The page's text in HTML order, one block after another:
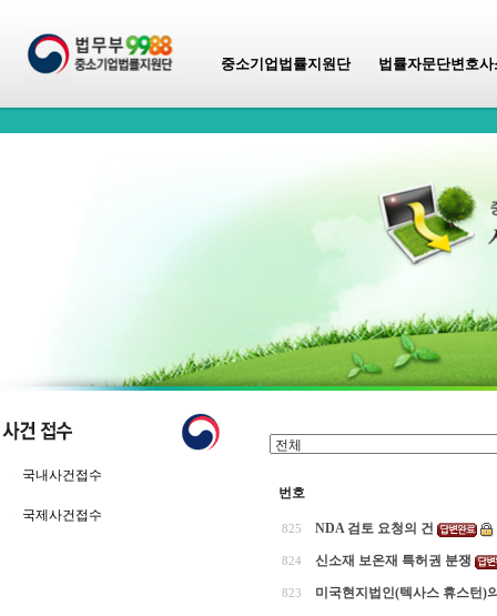
중소기업법률지원단 법률자문단변호사
국내사건접수
국제사건접수
번호
825 NDA 검토 요청의 건
824 신소재 보온재 특허권 분쟁
823 미국현지법인(텍사스 휴스턴)